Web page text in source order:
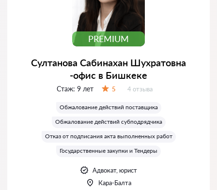
PREMIUM
Султанова Сабинахан Шухратовна
-офис в Бишкеке
Стаж: 9 лет 5 Отзывов:
4 отзыва
Обжалование действий поставщика
Обжалование действий субподрядчика
Отказ от подписания акта выполненных работ
Государственные закупки и Тендеры
Адвокат, юрист
Кара-Балта